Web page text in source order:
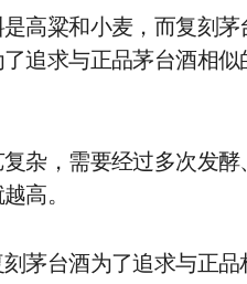
高粱和小麦，而复刻
追求与正品茅台酒相
复杂，需要经过多次发
高。
茅台酒为了追求与正